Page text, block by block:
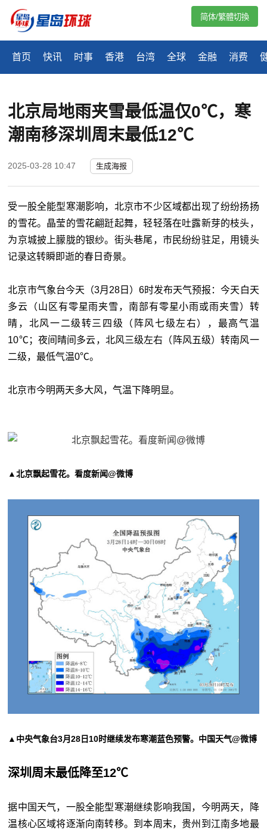
首页 快讯 时事 香港 台湾 全球 金融 消费
简体/繁體切換
北京局地雨夹雪最低温仅0℃，寒
潮南移深圳周末最低12℃
2025-03-28 10:47 生成海报
受一股全能型寒潮影响，北京市不少区域都出现了纷纷扬扬
的雪花。晶莹的雪花翩跹起舞，轻轻落在吐露新芽的枝头，
为京城披上朦胧的银纱。街头巷尾，市民纷纷驻足，用镜头
记录这转瞬即逝的春日奇景。
北京市气象台今天（3月28日）6时发布天气预报：今天白天
多云（山区有零星雨夹雪，南部有零星小雨或雨夹雪）转
晴，北风一二级转三四级（阵风七级左右），最高气温
10℃；夜间晴间多云，北风三级左右（阵风五级）转南风一
二级，最低气温0℃。
北京市今明两天多大风，气温下降明显。
▲北京飘起雪花。看度新闻@微博
▲中央气象台3月28日10时继续发布寒潮蓝色预警。中国天气@微博
深圳周末最低降至12℃
据中国天气，一股全能型寒潮继续影响我国，今明两天，降
温核心区域将逐渐向南转移。到本周末，贵州到江南多地最